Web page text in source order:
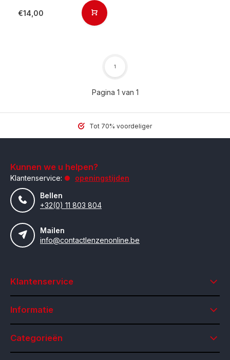
€14,00
Pagina 1 van 1
1
Tot 70% voordeliger
Kunnen we u helpen?
Klantenservice:
openingstijden
Bellen
+32(0) 11 803 804
Mailen
info@contactlenzenonline.be
Klantenservice
Informatie
Categorieën